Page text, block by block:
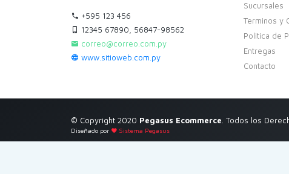
+595 123 456
12345 67890, 56847-98562
correo@correo.com.py
www.sitioweb.com.py
Sucursales
Terminos y
Politica de
Entregas
Contacto
© Copyright 2020 Pegasus Ecommerce . Todos los
Diseñado por Sistema Pegasus